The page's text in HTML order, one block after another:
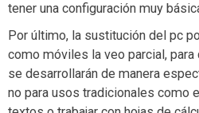
tener una configuración muy
Por último, la sustitución del pc
como móviles la veo parcial,
se desarrollarán de manera
no para usos tradicionales como